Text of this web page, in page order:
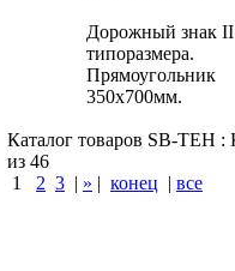
Дорожный знак II
типоразмера.
Прямоугольник
350х700мм.
Каталог товаров SB-TEH
из 46
1
2 3 | » | конец | все